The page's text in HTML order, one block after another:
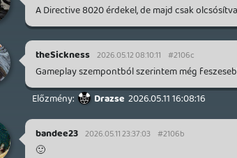
A Directive 8020 érdekel, de majd csak
theSickness 2026.05.12 08:10:11 #2106c
Gameplay szempontból szerintem még
Drazse 2026.05.11 16:08:16
bandee23 2026.05.11 23:37:03 #2106b
🙂